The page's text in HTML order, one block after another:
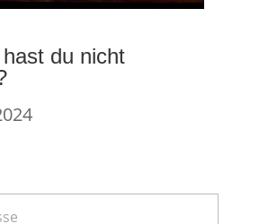
du nicht